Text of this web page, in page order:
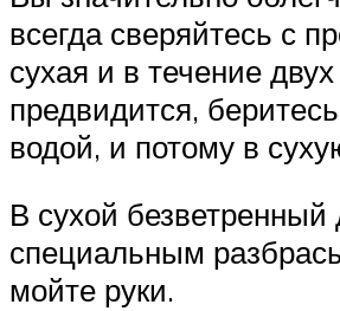
всегда сверяйтесь с
сухая и в течение
предвидится,
водой, и потому в
В сухой
специальным
мойте руки.